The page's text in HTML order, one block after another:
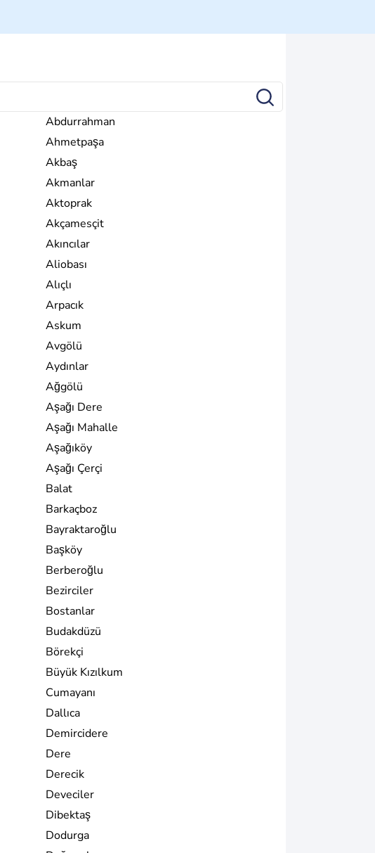
Abdurrahman
Ahmetpaşa
Akbaş
Akmanlar
Aktoprak
Akçamesçit
Akıncılar
Aliobası
Alıçlı
Arpacık
Askum
Avgölü
Aydınlar
Ağgölü
Aşağı Dere
Aşağı Mahalle
Aşağıköy
Aşağı Çerçi
Balat
Barkaçboz
Bayraktaroğlu
Başköy
Berberoğlu
Bezirciler
Bostanlar
Budakdüzü
Börekçi
Büyük Kızılkum
Cumayanı
Dallıca
Demircidere
Dere
Derecik
Deveciler
Dibektaş
Dodurga